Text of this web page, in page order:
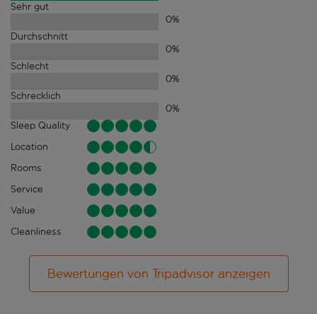
Sehr gut
0%
Durchschnitt
0%
Schlecht
0%
Schrecklich
0%
Sleep Quality
Location
Rooms
Service
Value
Cleanliness
Bewertungen von Tripadvisor anzeigen